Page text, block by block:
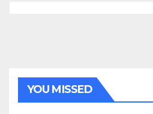
YOU MISSED